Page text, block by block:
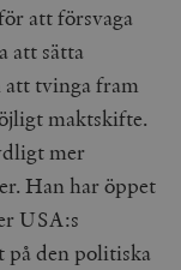
att försvaga
att sätta
att tvinga fram
maktskifte.
mer
Han har öppet
USA:s
på den politiska